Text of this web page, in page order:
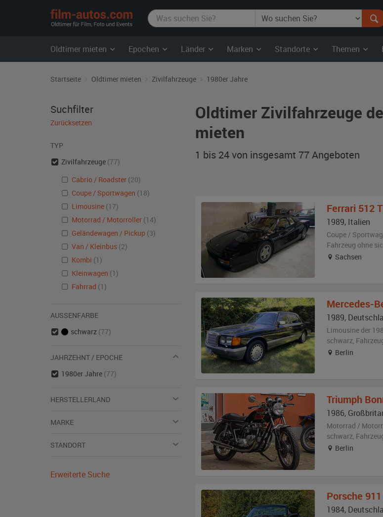
film-
autos.com
Oldtimer mieten Epochen Länder Marken Standorte Themen
Startseite Oldtimer mieten Zivilfahrzeuge 1980er Jahre
Oldtimer Zivilfahrzeuge
mieten
1 bis 24 von insgesamt 77Angeboten
Ferrari 512
1989, Italien
Coupe /
Fahrzeug ohne
Sachsen
Mercedes-
1989,
Limousine der
schwarz,
Berlin
Triumph
1986,
Motorrad /
schwarz,
Berlin
Porsche
1984,
Suchfilter
Zurücksetzen
TYP
Zivilfahrzeuge (77)
Cabrio / Roadster (20)
Coupe / Sportwagen (18)
Limousine (17)
Motorrad / Motorroller (14)
Geländewagen / Pickup (3)
Van / Kleinbus (2)
Kombi (1)
Kleinwagen (1)
Fahrrad (1)
AUSSENFARBE
schwarz (77)
JAHRZEHNT / EPOCHE
1980er Jahre (77)
HERSTELLERLAND
MARKE
STANDORT
Erweiterte Suche